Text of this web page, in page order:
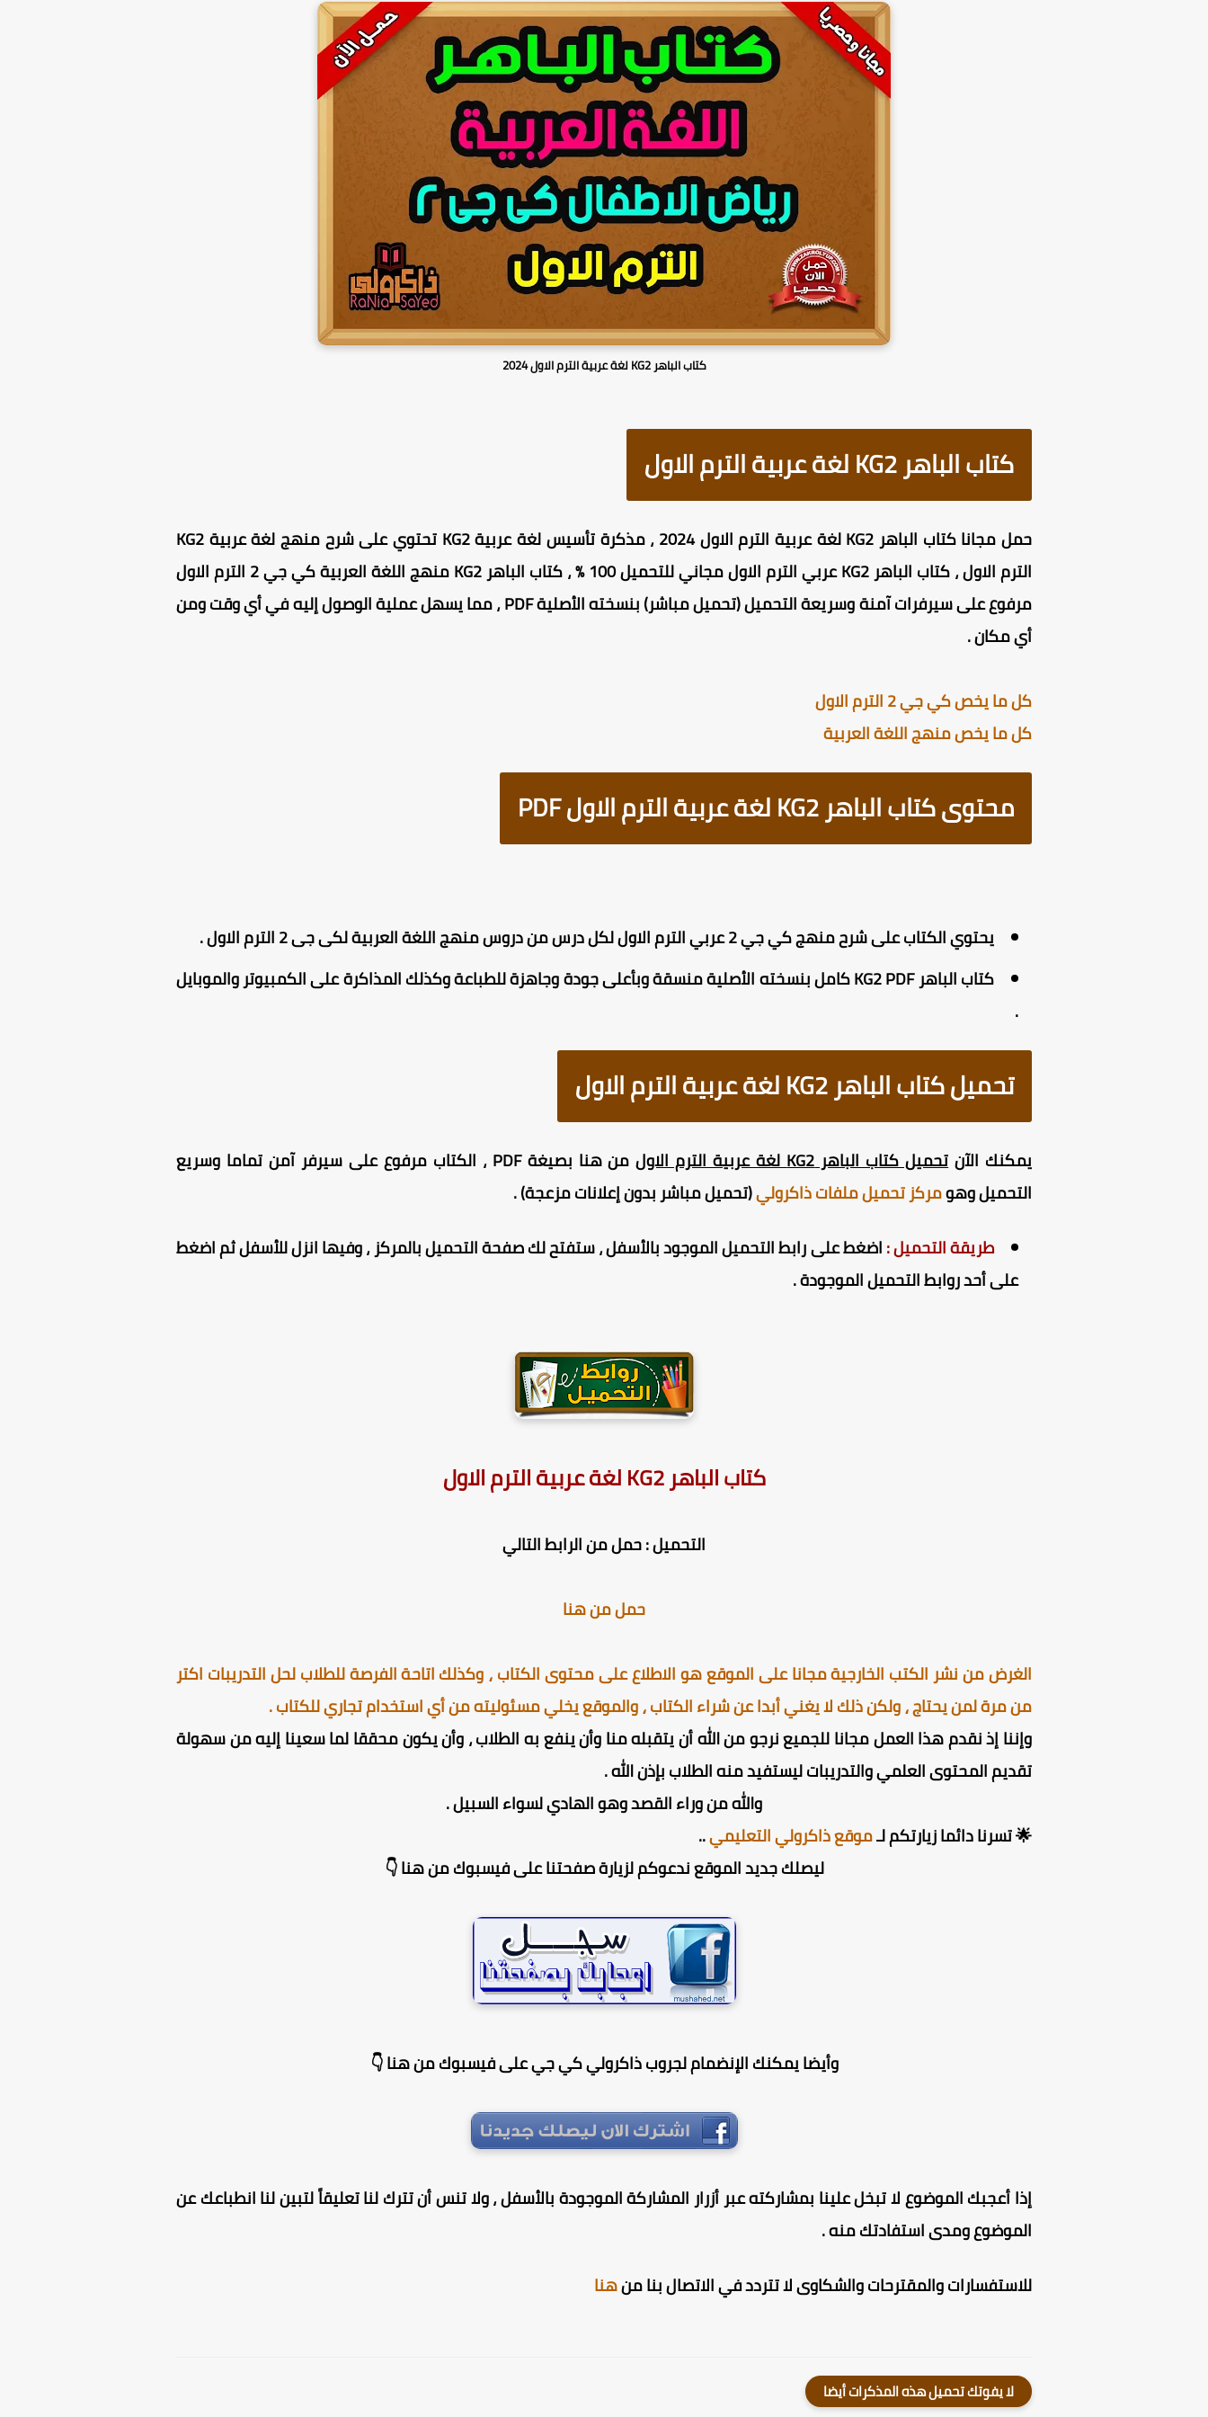
كتاب الباهر KG2 لغة عربية الترم الاول 2024
كتاب الباهر KG2 لغة عربية الترم الاول
حمل مجانا كتاب الباهر KG2 لغة عربية الترم الاول 2024 ، مذكرة تأسيس لغة عربية KG2 تحتوي على شرح منهج لغة عربية KG2
الترم الاول ، كتاب الباهر KG2 عربي الترم الاول مجاني للتحميل 100 % ، كتاب الباهر KG2 منهج اللغة العربية كي جي 2 الترم الاول
مرفوع على سيرفرات آمنة وسريعة التحميل (تحميل مباشر) بنسخته الأصلية PDF ، مما يسهل عملية الوصول إليه في أي وقت ومن
أي مكان .
كل ما يخص كي جي 2 الترم الاول
كل ما يخص منهج اللغة العربية
محتوى كتاب الباهر KG2 لغة عربية الترم الاول PDF
يحتوي الكتاب على شرح منهج كي جي 2 عربي الترم الاول لكل درس من دروس منهج اللغة العربية لكى جى 2 الترم الاول .
كتاب الباهر KG2 PDF كامل بنسخته الأصلية منسقة وبأعلى جودة وجاهزة للطباعة وكذلك المذاكرة على الكمبيوتر والموبايل
.
تحميل كتاب الباهر KG2 لغة عربية الترم الاول
يمكنك الآنتحميل كتاب الباهر KG2 لغة عربية الترم الاول
من هنا بصيغة PDF ، الكتاب مرفوع على سيرفر آمن تماما وسريع
التحميل وهومركز تحميل ملفات ذاكرولي(تحميل مباشر بدون إعلانات مزعجة) .
طريقة التحميل :اضغط على رابط التحميل الموجود بالأسفل ، ستفتح لك صفحة التحميل بالمركز ، وفيها انزل للأسفل ثم اضغط
على أحد روابط التحميل الموجودة .
كتاب الباهر KG2 لغة عربية الترم الاول
التحميل : حمل من الرابط التالي
حمل من هنا
الغرض من نشر الكتب الخارجية مجانا على الموقع هو الاطلاع على محتوى الكتاب ⸲ وكذلك اتاحة الفرصة للطلاب لحل التدريبات اكتر
من مرة لمن يحتاج ⸲ ولكن ذلك لا يغني أبدا عن شراء الكتاب ⸲ والموقع يخلي مسئوليته من أي استخدام تجاري للكتاب .
وإننا إذ نقدم هذا العمل مجانا للجميع نرجو من الله أن يتقبله منا وأن ينفع به الطلاب ، وأن يكون محققا لما سعينا إليه من سهولة
تقديم المحتوى العلمي والتدريبات ليستفيد منه الطلاب بإذن الله .
والله من وراء القصد وهو الهادي لسواء السبيل .
🌟 تسرنا دائما زيارتكم لـموقع ذاكرولي التعليمي..
ليصلك جديد الموقع ندعوكم لزيارة صفحتنا على فيسبوك من هنا 👇
وأيضا يمكنك الإنضمام لجروب ذاكرولي كي جي على فيسبوك من هنا 👇
إذا أعجبك الموضوع لا تبخل علينا بمشاركته عبر أزرار المشاركة الموجودة بالأسفل ، ولا تنس أن تترك لنا تعليقاً لتبين لنا انطباعك عن
الموضوع ومدى استفادتك منه .
للاستفسارات والمقترحات والشكاوى لا تتردد في الاتصال بنا منهنا
لا يفوتك تحميل هذه المذكرات أيضا